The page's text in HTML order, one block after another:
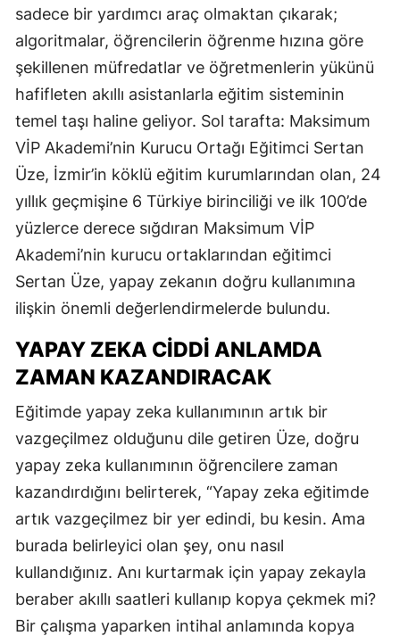
sadece bir yardımcı araç olmaktan çıkarak;
algoritmalar, öğrencilerin öğrenme hızına göre
şekillenen müfredatlar ve öğretmenlerin yükünü
hafifleten akıllı asistanlarla eğitim sisteminin
temel taşı haline geliyor. Sol tarafta: Maksimum
VİP Akademi’nin Kurucu Ortağı Eğitimci Sertan
Üze, İzmir’in köklü eğitim kurumlarından olan, 24
yıllık geçmişine 6 Türkiye birinciliği ve ilk 100’de
yüzlerce derece sığdıran Maksimum VİP
Akademi’nin kurucu ortaklarından eğitimci
Sertan Üze, yapay zekanın doğru kullanımına
ilişkin önemli değerlendirmelerde bulundu.
YAPAY ZEKA CİDDİ ANLAMDA
ZAMAN KAZANDIRACAK
Eğitimde yapay zeka kullanımının artık bir
vazgeçilmez olduğunu dile getiren Üze, doğru
yapay zeka kullanımının öğrencilere zaman
kazandırdığını belirterek, “Yapay zeka eğitimde
artık vazgeçilmez bir yer edindi, bu kesin. Ama
burada belirleyici olan şey, onu nasıl
kullandığınız. Anı kurtarmak için yapay zekayla
beraber akıllı saatleri kullanıp kopya çekmek mi?
Bir çalışma yaparken intihal anlamında kopya